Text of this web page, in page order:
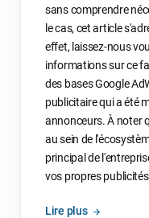
sans comprendre
le cas, cet article
effet, laissez-nous
informations sur ce
des bases Google
publicitaire qui a été
annonceurs. À noter
au sein de
principal de
vos propres
Lire plus